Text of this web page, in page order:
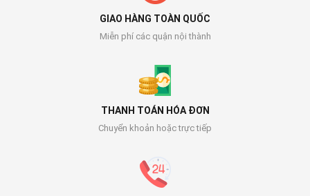
GIAO HÀNG TOÀN QUỐC
Miễn phí các quận nội thành
THANH TOÁN HÓA ĐƠN
Chuyển khoản hoặc trực tiếp